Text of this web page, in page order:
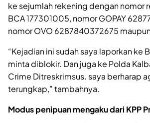
ke sejumlah rekening dengan nomor
BCA 177301005, nomor GOPAY
nomor OVO 6287840372675
“Kejadian ini sudah saya laporkan ke
minta diblokir. Dan juga ke Polda
Crime Ditreskrimsus. saya berharap
terungkap,” tambahnya.
Modus penipuan mengaku dari KPP